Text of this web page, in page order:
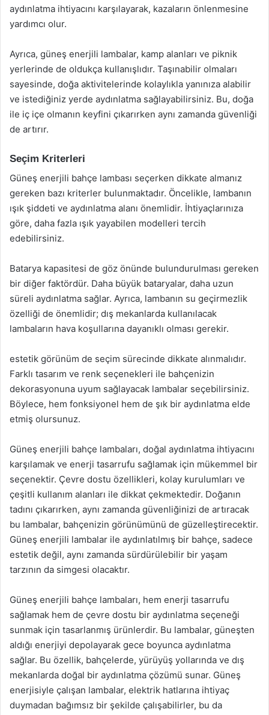
aydınlatma ihtiyacını karşılayarak, kazaların önlenmesine
yardımcı olur.
Ayrıca, güneş enerjili lambalar, kamp alanları ve piknik
yerlerinde de oldukça kullanışlıdır. Taşınabilir olmaları
sayesinde, doğa aktivitelerinde kolaylıkla yanınıza alabilir
ve istediğiniz yerde aydınlatma sağlayabilirsiniz. Bu, doğa
ile iç içe olmanın keyfini çıkarırken aynı zamanda güvenliği
de artırır.
Seçim Kriterleri
Güneş enerjili bahçe lambası seçerken dikkate almanız
gereken bazı kriterler bulunmaktadır. Öncelikle, lambanın
ışık şiddeti ve aydınlatma alanı önemlidir. İhtiyaçlarınıza
göre, daha fazla ışık yayabilen modelleri tercih
edebilirsiniz.
Batarya kapasitesi de göz önünde bulundurulması gereken
bir diğer faktördür. Daha büyük bataryalar, daha uzun
süreli aydınlatma sağlar. Ayrıca, lambanın su geçirmezlik
özelliği de önemlidir; dış mekanlarda kullanılacak
lambaların hava koşullarına dayanıklı olması gerekir.
estetik görünüm de seçim sürecinde dikkate alınmalıdır.
Farklı tasarım ve renk seçenekleri ile bahçenizin
dekorasyonuna uyum sağlayacak lambalar seçebilirsiniz.
Böylece, hem fonksiyonel hem de şık bir aydınlatma elde
etmiş olursunuz.
Güneş enerjili bahçe lambaları, doğal aydınlatma ihtiyacını
karşılamak ve enerji tasarrufu sağlamak için mükemmel bir
seçenektir. Çevre dostu özellikleri, kolay kurulumları ve
çeşitli kullanım alanları ile dikkat çekmektedir. Doğanın
tadını çıkarırken, aynı zamanda güvenliğinizi de artıracak
bu lambalar, bahçenizin görünümünü de güzelleştirecektir.
Güneş enerjili lambalar ile aydınlatılmış bir bahçe, sadece
estetik değil, aynı zamanda sürdürülebilir bir yaşam
tarzının da simgesi olacaktır.
Güneş enerjili bahçe lambaları, hem enerji tasarrufu
sağlamak hem de çevre dostu bir aydınlatma seçeneği
sunmak için tasarlanmış ürünlerdir. Bu lambalar, güneşten
aldığı enerjiyi depolayarak gece boyunca aydınlatma
sağlar. Bu özellik, bahçelerde, yürüyüş yollarında ve dış
mekanlarda doğal bir aydınlatma çözümü sunar. Güneş
enerjisiyle çalışan lambalar, elektrik hatlarına ihtiyaç
duymadan bağımsız bir şekilde çalışabilirler, bu da